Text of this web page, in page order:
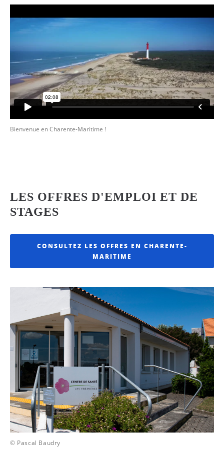
Bienvenue en Charente-Maritime !
LES OFFRES D'EMPLOI ET DE
STAGES
CONSULTEZ LES OFFRES EN CHARENTE-
MARITIME
© Pascal Baudry